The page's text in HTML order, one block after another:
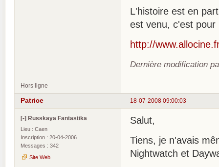
L'histoire est en
est venu, c'est
http://
Dernière modification
Hors ligne
18-07-2008 09:00:03
Patrice
[•] Russkaya Fantastika
Lieu : Caen
Inscription : 20-04-2006
Messages : 342
Site Web
Salut,
Tiens, je n'avais
Nightwatch et